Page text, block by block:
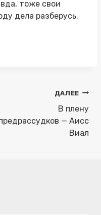
тоже свои
дела разберусь.
ДАЛЕЕ
В плену
— Аисс
Виал